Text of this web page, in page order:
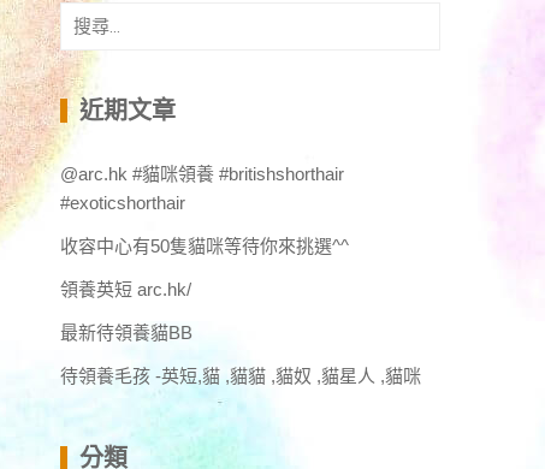
搜
尋
關
鍵
字:
近期文章
@arc.hk #貓咪領養 #britishshorthair
#exoticshorthair
收容中心有50隻貓咪等待你來挑選^^
領養英短 arc.hk/
最新待領養貓BB
待領養毛孩 -英短,貓 ,貓貓 ,貓奴 ,貓星人 ,貓咪
分類